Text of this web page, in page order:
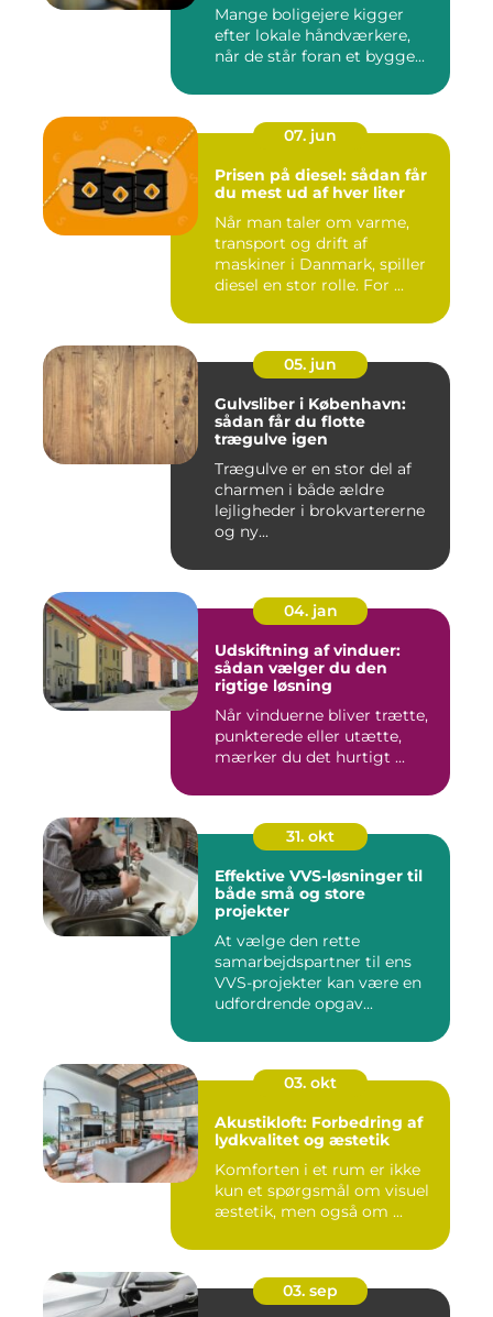
Mange boligejere kigger
efter lokale håndværkere,
når de står foran et bygge...
07. jun
Prisen på diesel: sådan får
du mest ud af hver liter
Når man taler om varme,
transport og drift af
maskiner i Danmark, spiller
diesel en stor rolle. For ...
05. jun
Gulvsliber i København:
sådan får du flotte
trægulve igen
Trægulve er en stor del af
charmen i både ældre
lejligheder i brokvartererne
og ny...
04. jan
Udskiftning af vinduer:
sådan vælger du den
rigtige løsning
Når vinduerne bliver trætte,
punkterede eller utætte,
mærker du det hurtigt ...
31. okt
Effektive VVS-løsninger til
både små og store
projekter
At vælge den rette
samarbejdspartner til ens
VVS-projekter kan være en
udfordrende opgav...
03. okt
Akustikloft: Forbedring af
lydkvalitet og æstetik
Komforten i et rum er ikke
kun et spørgsmål om visuel
æstetik, men også om ...
03. sep